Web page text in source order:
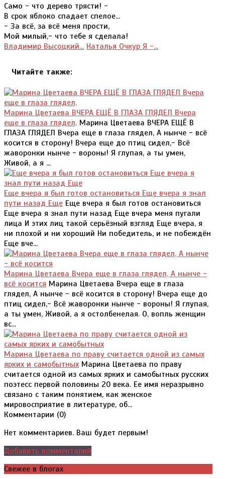
Самo - что дерево трясти! -
В срок яблоко спадает спелое...
- За всё, за всё меня прости,
Мой милый,- что тебе я сделала!
Владимир Высоцкий... Наталья Очкур Я -...
Читайте также:
Марина Цветаева ВЧЕРА ЕЩЁ В ГЛАЗА ГЛЯДЕЛ Вчера
еще в глаза глядел, Марина Цветаева ВЧЕРА ЕЩЁ В
ГЛАЗА ГЛЯДЕЛ Вчера еще в глаза глядел, А нынче - всё
косится в сторону! Вчера еще до птиц сидел,- Всё
жаворонки нынче - вороны! Я глупая, а ты умен,
Живой, а я ...
Еще вчера я был готов остановиться Еще вчера я знал
пути назад Еще Еще вчера я был готов остановиться
Еще вчера я знал пути назад Еще вчера меня пугали
лица И этих лиц такой серьёзный взгляд Еще вчера, я
ни плохой и ни хороший Ни победитель, и не побеждён
Еще вче...
Марина Цветаева Вчера еще в глаза глядел, А нынче -
всё косится Марина Цветаева Вчера еще в глаза
глядел, А нынче - всё косится в сторону! Вчера еще до
птиц сидел,- Всё жаворонки нынче - вороны! Я глупая,
а ты умен, Живой, а я остолбенелая. О, вопль женщин
вс...
Марина Цветаева по праву считается одной из самых
ярких и самобытных Марина Цветаева по праву
считается одной из самых ярких и самобытных русских
поэтесс первой половины 20 века. Ее имя неразрывно
связано с таким понятием, как женское
мировосприятие в литературе, об...
Комментарии (0)
Нет комментариев. Ваш будет первым!
Добавить комментарий
Свежее в блогах